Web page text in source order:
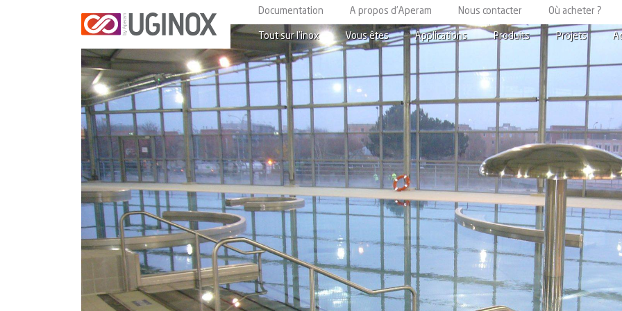
Documentation A propos d’Aperam Nous contacter Où acheter ?
Tout sur l’inox Vous êtes Applications Produits Projets